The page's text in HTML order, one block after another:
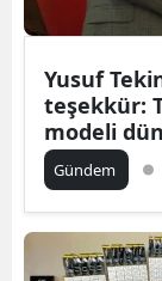
Yusuf
teşekkür:
modeli
Gündem